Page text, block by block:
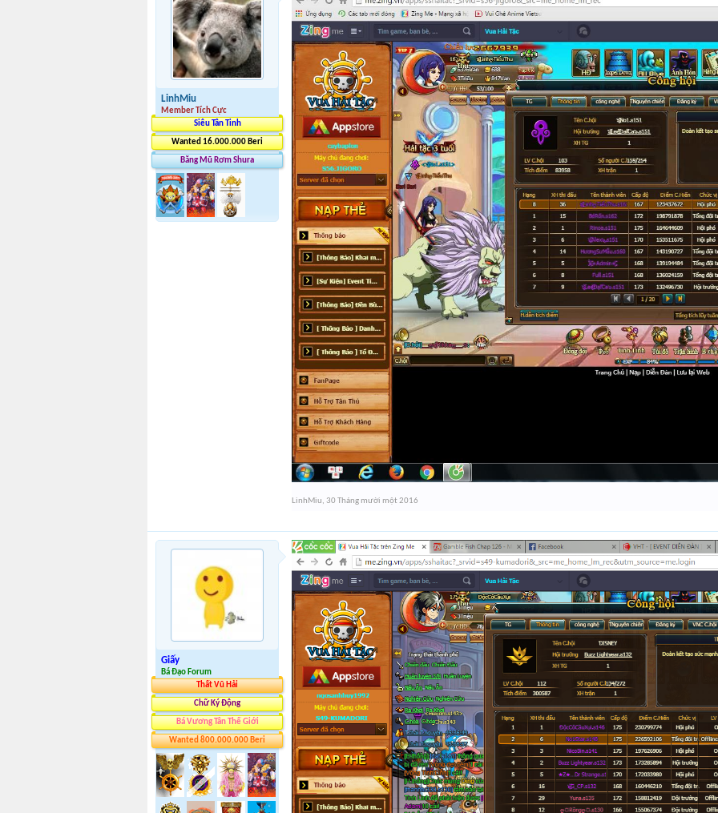
LinhMiu
Member Tích Cực
Siêu Tân Tinh
Wanted 16.000.000 Beri
Băng Mũ Rơm Shura
LinhMiu, 30 Tháng mười một 2016
Giấy
Bá Đạo Forum
Thất Vũ Hải
Chữ Ký Động
Bá Vương Tân Thế Giới
Wanted 800.000.000 Beri